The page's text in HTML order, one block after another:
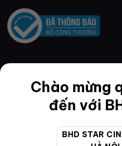
Chào mừng
đến với
BHD STAR